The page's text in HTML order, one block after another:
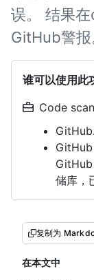
误。 结果
GitHub警报
谁可以使用此
Code
储库，
复制为
在本文中